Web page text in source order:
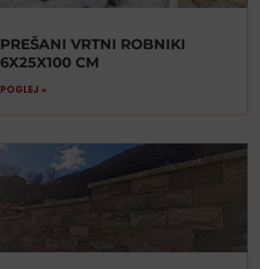
PREŠANI VRTNI ROBNIKI
6X25X100 CM
POGLEJ »